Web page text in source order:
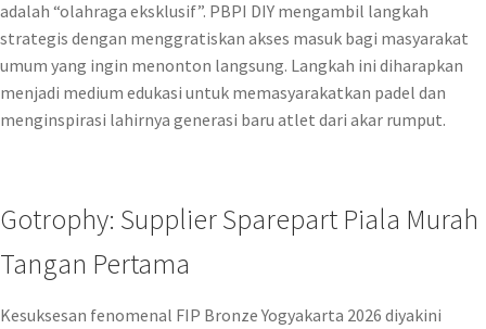
adalah “olahraga eksklusif”. PBPI DIY mengambil langkah
strategis dengan menggratiskan akses masuk bagi masyarakat
umum yang ingin menonton langsung. Langkah ini diharapkan
menjadi medium edukasi untuk memasyarakatkan padel dan
menginspirasi lahirnya generasi baru atlet dari akar rumput.
Gotrophy: Supplier Sparepart Piala Murah
Tangan Pertama
Kesuksesan fenomenal FIP Bronze Yogyakarta 2026 diyakini